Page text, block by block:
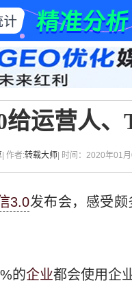
给运营人
| 作者:转载大师 | 时间：2020年01
3.0发布会，感受
的企业都会使用企